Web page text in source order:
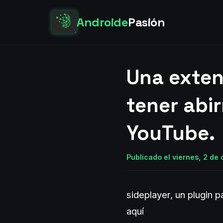
AndroidePasión
Una
tener
YouTube.
Publicado el viernes, 2 de
sideplayer, un plugin
aquí